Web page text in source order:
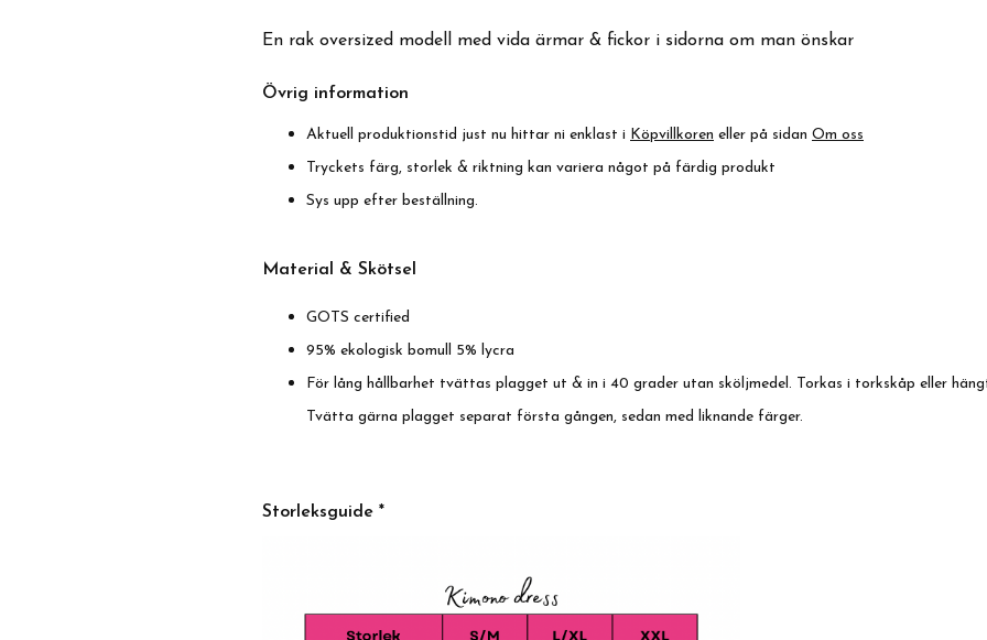
En rak oversized modell med vida ärmar & fickor i sidorna om man önskar
Övrig information
Aktuell produktionstid just nu hittar ni enklast i Köpvillkoren eller på sidan Om oss
Tryckets färg, storlek & riktning kan variera något på färdig produkt
Sys upp efter beställning.
Material & Skötse
GOTS certified
95% ekologisk bomull 5% lycra
För lång hållbarhet tvättas plagget ut & in i 40 grader utan sköljmedel. Torkas i torkskåp eller
Tvätta gärna plagget separat första gången, sedan med liknande färger.
Storleksguide *